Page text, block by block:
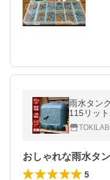
雨水タン
115リッ
貯留タン
おしゃれな雨水タ
5